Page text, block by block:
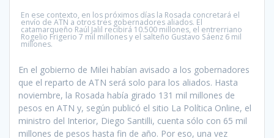
En ese contexto, en los próximos días la Rosada concretará el
envío de ATN a otros tres gobernadores aliados. El
catamarqueño Raúl Jalil recibirá 10.500 millones, el entrerriano
Rogelio Frigerio 7 mil millones y el salteño Gustavo Sáenz 6 mil
millones.
En el gobierno de Milei habían avisado a los gobernadores
que el reparto de ATN será solo para los aliados. Hasta
noviembre, la Rosada había girado 131 mil millones de
pesos en ATN y, según publicó el sitio La Política Online, el
ministro del Interior, Diego Santilli, cuenta sólo con 65 mil
millones de pesos hasta fin de año. Por eso, una vez